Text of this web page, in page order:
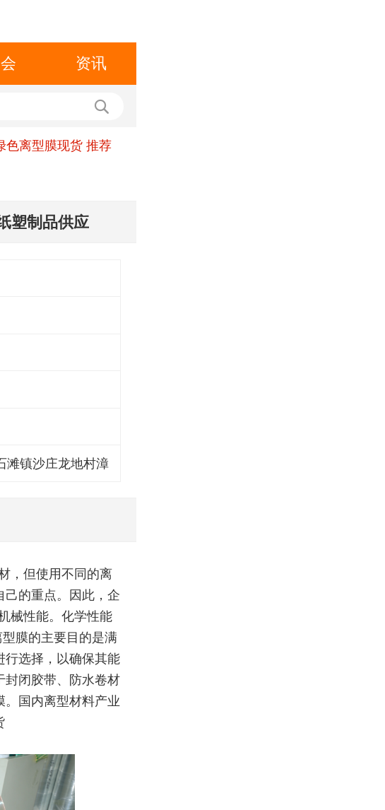
资讯
色离型膜现货 推荐
塑制品供应
滩镇沙庄龙地村漳
，但使用不同的离
己的重点。因此，企
械性能。化学性能
膜的主要目的是满
行选择，以确保其能
封闭胶带、防水卷材
。国内离型材料产业